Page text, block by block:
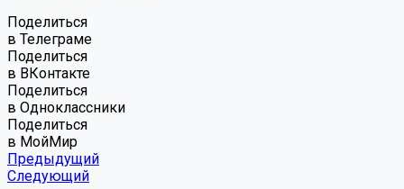
Поделиться
в Телеграме
Поделиться
в ВКонтакте
Поделиться
в Одноклассники
Поделиться
в МойМир
Предыдущий
Следующий